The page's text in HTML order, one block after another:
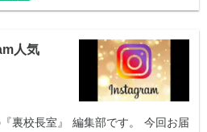
人気
裏校長室』 編集部です。 今回お届